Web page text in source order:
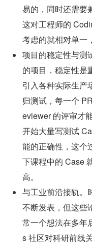
易的，同时还需要
这对工程师的
考虑的就相对单一
项目的稳定性与测
的项目，稳定性是
引入各种实际生产
归测试，每一个
eviewer 的评审才
开始大量写测试
能的正确性，这个
下课程中的 Case
高。
与工业前沿接轨。
不断发表，但这些
常一个想法在多年
s 社区对科研前线